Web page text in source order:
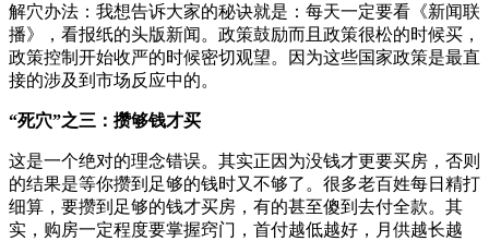
解穴办法：我想告诉大家的秘诀就是：每天一定要看《新闻联
播》，看报纸的头版新闻。政策鼓励而且政策很松的时候买，
政策控制开始收严的时候密切观望。因为这些国家政策是最直
接的涉及到市场反应中的。
“死穴”之三：攒够钱才买
这是一个绝对的理念错误。其实正因为没钱才更要买房，否则
的结果是等你攒到足够的钱时又不够了。很多老百姓每日精打
细算，要攒到足够的钱才买房，有的甚至傻到去付全款。其
实，购房一定程度要掌握窍门，首付越低越好，月供越长越